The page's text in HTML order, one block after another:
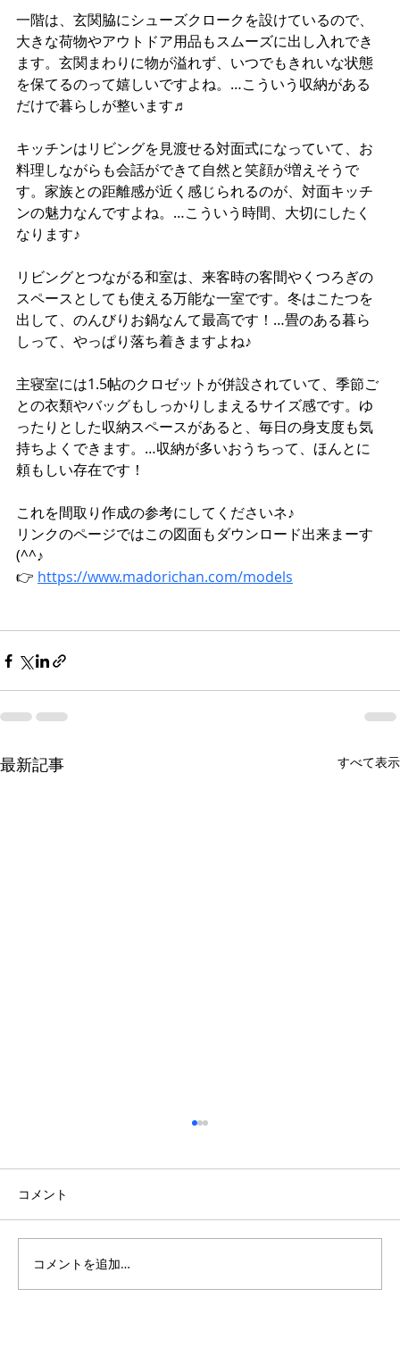
一階は、玄関脇にシューズクロークを設けているので、
大きな荷物やアウトドア用品もスムーズに出し入れでき
ます。玄関まわりに物が溢れず、いつでもきれいな状態
を保てるのって嬉しいですよね。…こういう収納がある
だけで暮らしが整います♬
キッチンはリビングを見渡せる対面式になっていて、お
料理しながらも会話ができて自然と笑顔が増えそうで
す。家族との距離感が近く感じられるのが、対面キッチ
ンの魅力なんですよね。…こういう時間、大切にしたく
なります♪
リビングとつながる和室は、来客時の客間やくつろぎの
スペースとしても使える万能な一室です。冬はこたつを
出して、のんびりお鍋なんて最高です！…畳のある暮ら
しって、やっぱり落ち着きますよね♪
主寝室には1.5帖のクロゼットが併設されていて、季節ご
との衣類やバッグもしっかりしまえるサイズ感です。ゆ
ったりとした収納スペースがあると、毎日の身支度も気
持ちよくできます。…収納が多いおうちって、ほんとに
頼もしい存在です！
これを間取り作成の参考にしてくださいネ♪
リンクのページではこの図面もダウンロード出来まーす
(^^♪
👉 https://www.madorichan.com/models
最新記事 すべて表示
コメント
コメントを追加…